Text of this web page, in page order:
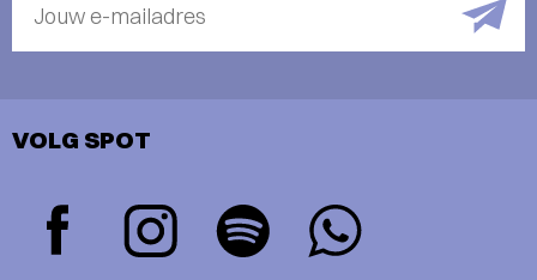
Jouw e-mailadres
VOLG SPOT